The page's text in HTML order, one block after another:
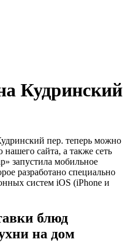
Кудринский
пер. теперь можно
сайта, а также сеть
запустила мобильное
разработано специально
систем iOS (iPhone и
блюд
на дом